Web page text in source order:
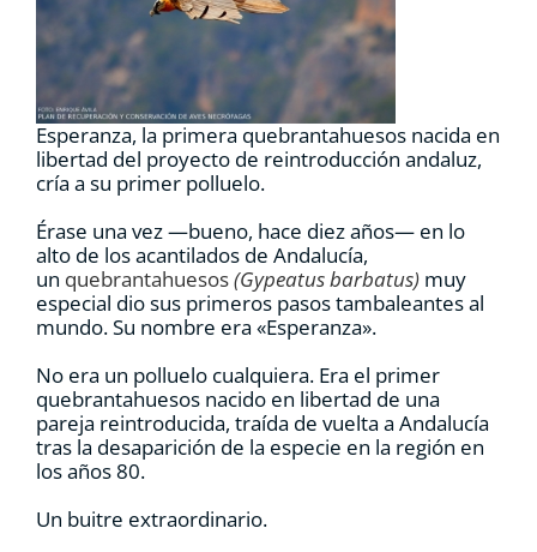
RECURSOS
NOTICIAS
CONTACTO
CARRITO
Esperanza, la primera quebrantahuesos nacida en
libertad del proyecto de reintroducción andaluz,
cría a su primer polluelo.
Érase una vez —bueno, hace diez años— en lo
alto de los acantilados de Andalucía,
un quebrantahuesos(Gypeatus barbatus)muy
especial dio sus primeros pasos tambaleantes al
mundo. Su nombre era «Esperanza».
No era un polluelo cualquiera. Era el primer
quebrantahuesos nacido en libertad de una
pareja reintroducida, traída de vuelta a Andalucía
tras la desaparición de la especie en la región en
los años 80.
Un buitre extraordinario.